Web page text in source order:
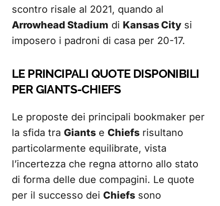
scontro risale al 2021, quando al
Arrowhead Stadium di Kansas City si
imposero i padroni di casa per 20-17.
LE PRINCIPALI QUOTE DISPONIBILI
PER GIANTS-CHIEFS
Le proposte dei principali bookmaker per
la sfida tra Giants e Chiefs risultano
particolarmente equilibrate, vista
l’incertezza che regna attorno allo stato
di forma delle due compagini. Le quote
per il successo dei Chiefs sono